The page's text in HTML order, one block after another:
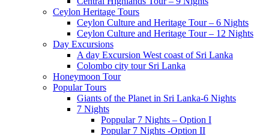
Ceylon Heritage Tours
Ceylon Culture and Heritage Tour – 6 Nights
Ceylon Culture and Heritage Tour – 12 Nights
Day Excursions
A day Excursion West coast of Sri Lanka
Colombo city tour Sri Lanka
Honeymoon Tour
Popular Tours
Giants of the Planet in Sri Lanka-6 Nights
7 Nights
Poppular 7 Nights – Option I
Popular 7 Nights -Option II